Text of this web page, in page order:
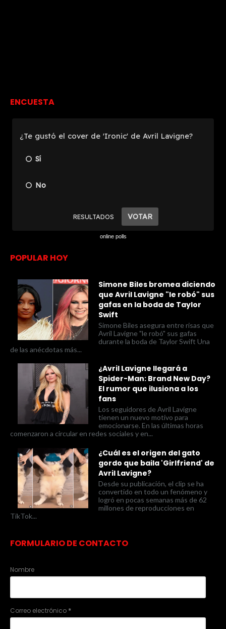
ENCUESTA
online polls
POPULAR HOY
Simone Biles bromea diciendo
que Avril Lavigne "le robó" sus
gafas en la boda de Taylor
Swift
Simone Biles asegura entre risas que
Avril Lavigne "le robó" sus gafas
durante la boda de Taylor Swift Una
de las anécdotas más...
¿Avril Lavigne llegará a
Spider-Man: Brand New Day?
El rumor que ilusiona a los
fans
Los seguidores de Avril Lavigne
tienen un nuevo motivo para
emocionarse. En las últimas horas
comenzaron a circular en redes sociales y en...
¿Cuál es el origen del gato
gordo que baila 'Girlfriend' de
Avril Lavigne?
Desde su publicación, el clip se ha
convertido en todo un fenómeno y
logró en pocas semanas más de 62
millones de reproducciones en
TikTok...
FORMULARIO DE CONTACTO
Nombre
Correo electrónico *